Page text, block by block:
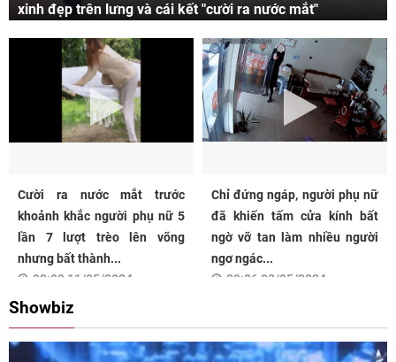
xinh đẹp trên lưng và cái kết "cười ra nước mắt"
Cười ra nước mắt trước
khoảnh khắc người phụ nữ 5
lần 7 lượt trèo lên võng
nhưng bất thành...
08:00 11/05/2024
Chỉ đứng ngáp, người phụ nữ
đã khiến tấm cửa kính bất
ngờ vỡ tan làm nhiều người
ngơ ngác...
09:06 03/05/2024
Showbiz